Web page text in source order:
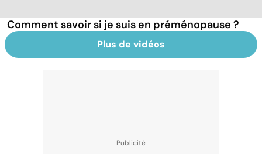
Comment savoir si je suis en préménopause ?
Plus de vidéos